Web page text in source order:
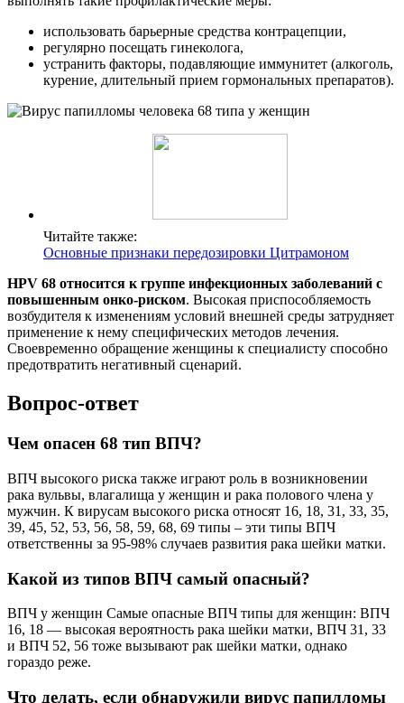
использовать барьерные средства контрацепции,
регулярно посещать гинеколога,
устранить факторы, подавляющие иммунитет (алкоголь,
курение, длительный прием гормональных препаратов).
Читайте также:
Основные признаки передозировки Цитрамоном
HPV 68 относится к группе инфекционных заболеваний с
повышенным онко-риском. Высокая приспособляемость
возбудителя к изменениям условий внешней среды затрудняет
применение к нему специфических методов лечения.
Своевременно обращение женщины к специалисту способно
предотвратить негативный сценарий.
Вопрос-ответ
Чем опасен 68 тип ВПЧ?
ВПЧ высокого риска также играют роль в возникновении
рака вульвы, влагалища у женщин и рака полового члена у
мужчин. К вирусам высокого риска относят 16, 18, 31, 33, 35,
39, 45, 52, 53, 56, 58, 59, 68, 69 типы – эти типы ВПЧ
ответственны за 95-98% случаев развития рака шейки матки.
Какой из типов ВПЧ самый опасный?
ВПЧ у женщин Самые опасные ВПЧ типы для женщин: ВПЧ
16, 18 — высокая вероятность рака шейки матки, ВПЧ 31, 33
и ВПЧ 52, 56 тоже вызывают рак шейки матки, однако
гораздо реже.
Что делать, если обнаружили вирус папилломы